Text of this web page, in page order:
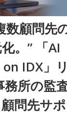
数顧問先
。” 「AI
IDX」
所の監
問先サ